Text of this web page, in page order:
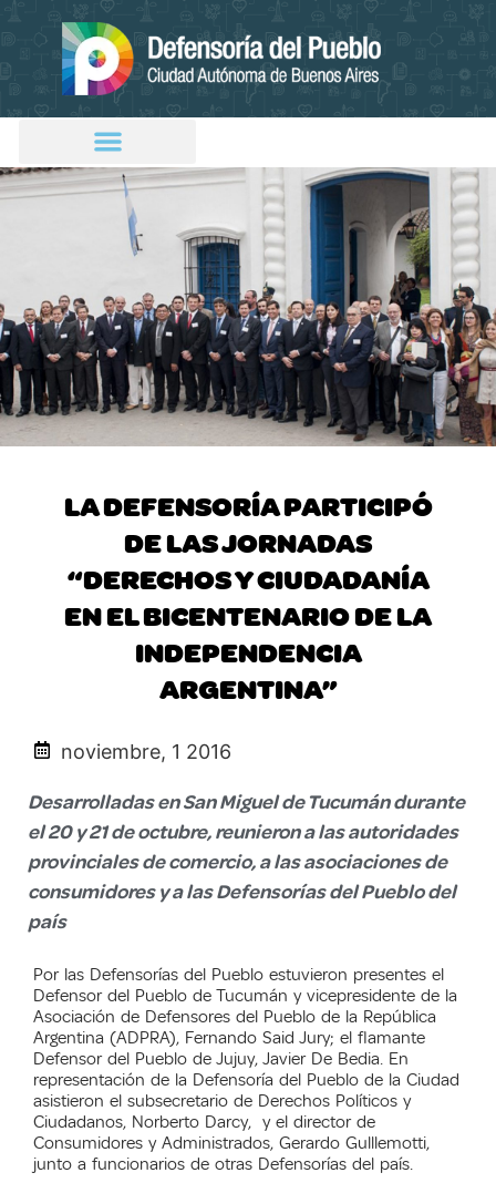
LA DEFENSORÍA PARTICIPÓ
DE LAS JORNADAS
“DERECHOS Y CIUDADANÍA
EN EL BICENTENARIO DE LA
INDEPENDENCIA
ARGENTINA”
noviembre, 1 2016
Desarrolladas en San Miguel de Tucumán durante
el 20 y 21 de octubre, reunieron a las autoridades
provinciales de comercio, a las asociaciones de
consumidores y a las Defensorías del Pueblo del
país
Por las Defensorías del Pueblo estuvieron presentes el
Defensor del Pueblo de Tucumán y vicepresidente de la
Asociación de Defensores del Pueblo de la República
Argentina (ADPRA), Fernando Said Jury; el flamante
Defensor del Pueblo de Jujuy, Javier De Bedia. En
representación de la Defensoría del Pueblo de la Ciudad
asistieron el subsecretario de Derechos Políticos y
Ciudadanos, Norberto Darcy, y el director de
Consumidores y Administrados, Gerardo Gulllemotti,
junto a funcionarios de otras Defensorías del país.